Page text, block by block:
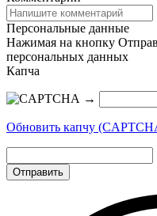
Персональные данные
Нажимая на кнопку
персональных данных
Капча
→
Обновить капчу
Отправить